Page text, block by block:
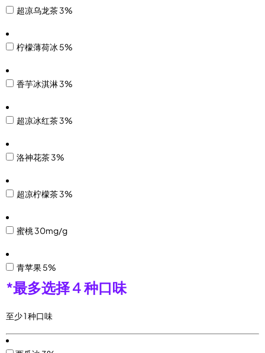
超凉乌龙茶 3%
柠檬薄荷冰 5%
香芋冰淇淋 3%
超凉冰红茶 3%
洛神花茶 3%
超凉柠檬茶 3%
蜜桃 30mg/g
青苹果 5%
*最多选择 4 种口味
至少 1 种口味